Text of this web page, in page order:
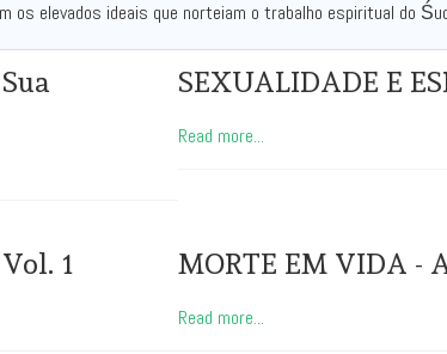
elevados ideais que norteiam o trabalho espiritual do
SEXUALIDADE E
Read more...
1 MORTE EM VIDA -
Read more...